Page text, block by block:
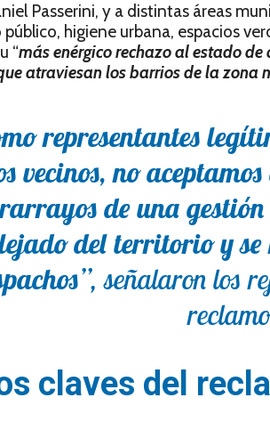
Passerini, y a distintas áreas
higiene urbana, espacios
“más enérgico rechazo al estado
atraviesan los barrios de la zona
representantes
vecinos, no
de una
del territorio y se
, señalaron los
claves del